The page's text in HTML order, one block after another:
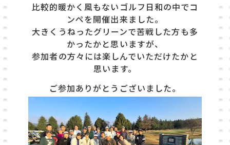
比較的暖かく風もないゴルフ日和の中でコ
ンペを開催出来ました。
大きくうねったグリーンで苦戦した方も多
かったかと思いますが、
参加者の方々には楽しんでいただけたかと
思います。
ご参加ありがとうございました。